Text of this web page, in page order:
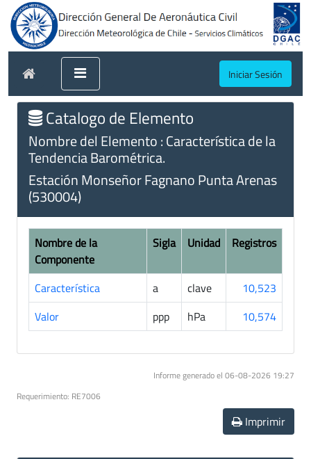
Iniciar Sesión
Catalogo de Elemento
Nombre del Elemento : Característica de la
Tendencia Barométrica.
Estación Monseñor Fagnano Punta Arenas
(530004)
Nombre de la
Componente
Sigla Unidad Registros
Característica a clave
10,523
Valor
ppp hPa 10,574
Informe generado el 06-08-2026 19:27
Requerimiento: RE7006
Imprimir